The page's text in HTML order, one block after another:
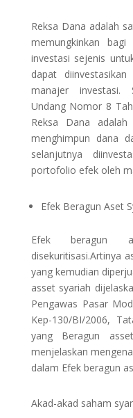
Reksa Dana adalah
memungkinkan
investasi sejenis
dapat
manajer investasi.
Undang Nomor 8
Reksa Dana
menghimpun dana
selanjutnya
portofolio efek oleh
Efek Beragun Aset
Efek beragun
disekuritisasi.Artinya
yang kemudian
asset syariah
Pengawas Pasar
Kep-130/BI/2006,
yang Beragun
menjelaskan
dalam Efek beragun
Akad-akad saham